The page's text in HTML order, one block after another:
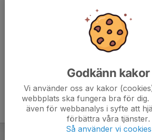
Godkänn kakor
Vi använder oss av kakor
webbplats ska fungera bra för dig.
även för webbanalys i syfte att
förbättra våra tjänster.
Så använder vi cookies